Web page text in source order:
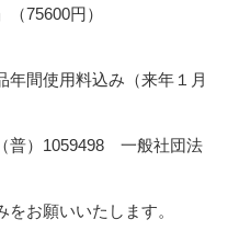
75600円）
間使用料込み（来年１月
普）1059498 一般社団法
お願いいたします。